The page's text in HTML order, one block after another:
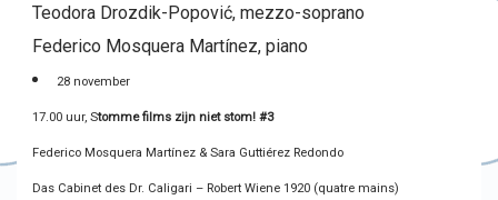
Teodora Drozdik-Popović, mezzo-soprano
Federico Mosquera Martínez, piano
28 november
17.00 uur, Stomme films zijn niet stom! #3
Federico Mosquera Martínez & Sara Guttiérez Redondo
Das Cabinet des Dr. Caligari – Robert Wiene 1920 (quatre mains)